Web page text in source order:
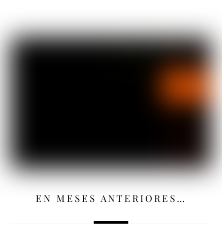
EN MESES ANTERIORES…